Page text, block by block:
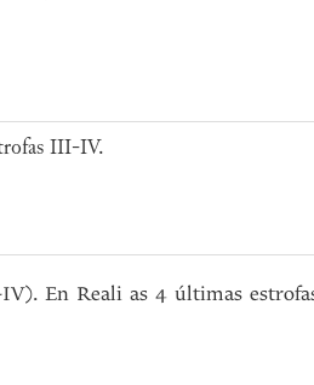
III-IV.
En Reali as 4 últimas